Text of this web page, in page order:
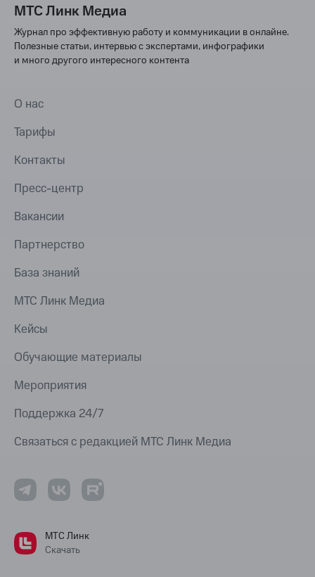
МТС Линк Медиа
Журнал про эффективную работу и коммуникации в онлайне.
Полезные статьи, интервью с экспертами, инфографики
и много другого интересного контента
О нас
Тарифы
Контакты
Пресс-центр
Вакансии
Партнерство
База знаний
МТС Линк Медиа
Кейсы
Обучающие материалы
Мероприятия
Поддержка 24/7
Связаться с редакцией МТС Линк Медиа
МТС Линк
Скачать